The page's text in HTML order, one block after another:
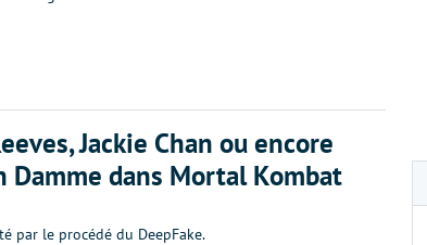
Jackie Chan ou encore
Damme dans Mortal Kombat
par le procédé du DeepFake.